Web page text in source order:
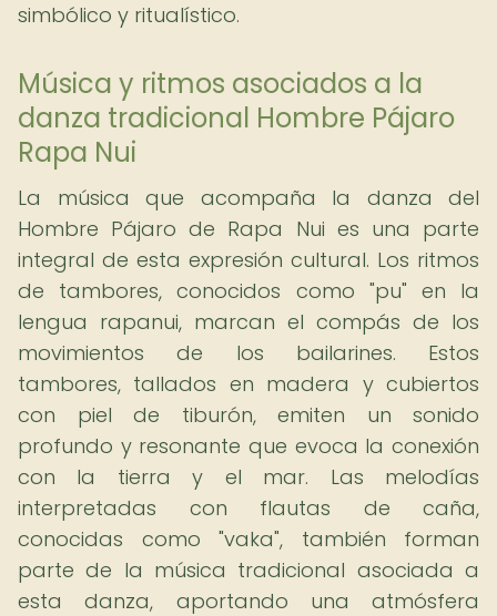
simbólico y ritualístico.
Música y ritmos asociados a la
danza tradicional Hombre Pájaro
Rapa Nui
La música que acompaña la danza del
Hombre Pájaro de Rapa Nui es una parte
integral de esta expresión cultural. Los ritmos
de tambores, conocidos como "pu" en la
lengua rapanui, marcan el compás de los
movimientos de los bailarines. Estos
tambores, tallados en madera y cubiertos
con piel de tiburón, emiten un sonido
profundo y resonante que evoca la conexión
con la tierra y el mar. Las melodías
interpretadas con flautas de caña,
conocidas como "vaka", también forman
parte de la música tradicional asociada a
esta danza, aportando una atmósfera